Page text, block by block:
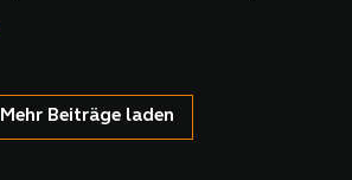
Mehr Beiträge laden